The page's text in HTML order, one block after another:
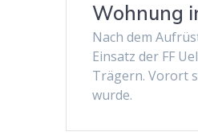
Wohnung
Nach dem
Einsatz der FF
Trägern. Vorort
wurde.